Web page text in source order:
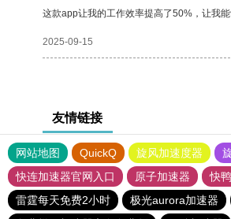
这款app让我的工作效率提高了50%，让我
2025-09-15
友情链接
网站地图 QuickQ 旋风加速度器
快连加速器官网入口
原子加速器 快
雷霆每天免费2小时
极光aurora加速器